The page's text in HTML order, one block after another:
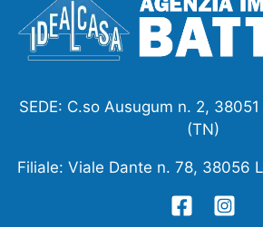
SEDE: C.so Ausugum n. 2,
(TN)
Filiale: Viale Dante n. 78, 38056